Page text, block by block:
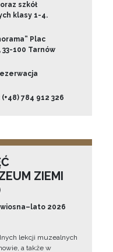
szkół
klasy 1-4.
Plac
33-100 Tarnów
784 912 326
ZIEMI
2026
lekcji muzealnych
a także w